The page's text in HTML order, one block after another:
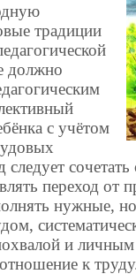
традиции
должно
с учётом
переход от
нужные,
и
к